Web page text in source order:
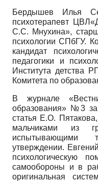
Бердышев Илья
психотерапевт
С.С. Мнухина»,
психологии СПбГУ.
кандидат
педагогики и
Института детства
Комитета по
В журнале
образования» №3 за
статья Е.О.
мальчиками из
испытывающими
утверждении.
психологическую
самообороны и в
оригинальная